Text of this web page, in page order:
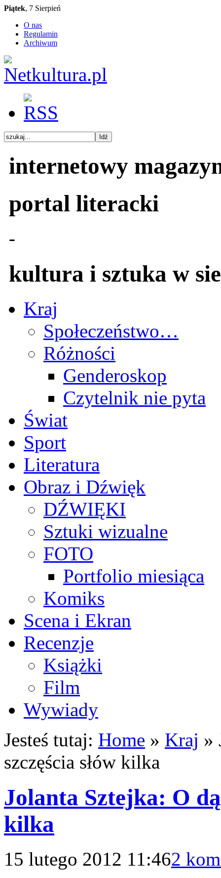
Piątek, 7 Sierpień
O nas
Regulamin
Archiwum
internetowy
portal literacki
-
kultura i sztuka w
Kraj
Społeczeństwo…
Różności
Genderoskop
Czytelnik nie pyta
Świat
Sport
Literatura
Obraz i Dźwięk
DŹWIĘKI
Sztuki wizualne
FOTO
Portfolio miesiąca
Komiks
Scena i Ekran
Recenzje
Książki
Film
Wywiady
Jesteś tutaj: Home » Kraj »
szczęścia słów kilka
Jolanta Sztejka: O
kilka
15 lutego 2012 11:462